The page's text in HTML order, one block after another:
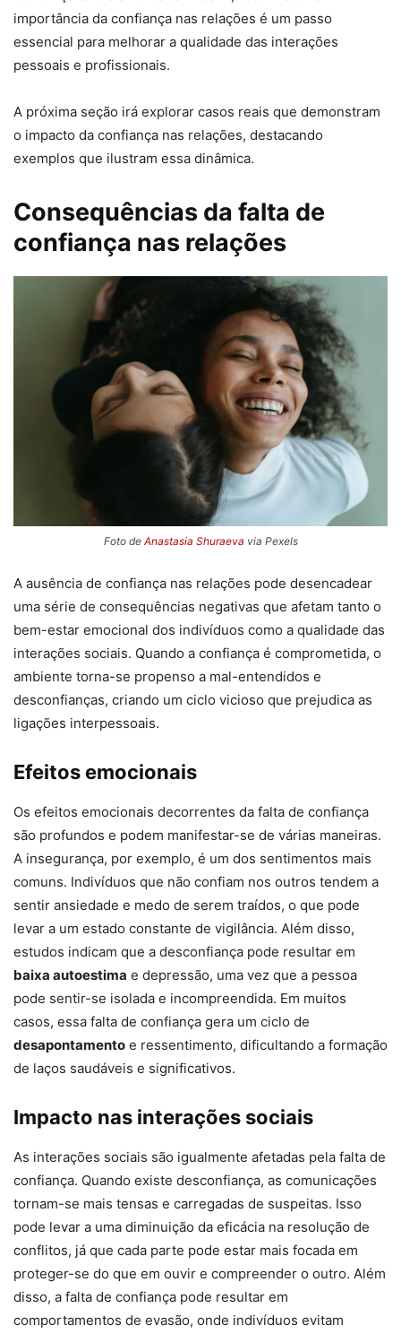
importância da confiança nas relações é um passo
essencial para melhorar a qualidade das interações
pessoais e profissionais.
A próxima seção irá explorar casos reais que demonstram
o impacto da confiança nas relações, destacando
exemplos que ilustram essa dinâmica.
Consequências da falta de
confiança nas relações
Foto de Anastasia Shuraeva via Pexels
A ausência de confiança nas relações pode desencadear
uma série de consequências negativas que afetam tanto o
bem-estar emocional dos indivíduos como a qualidade das
interações sociais. Quando a confiança é comprometida, o
ambiente torna-se propenso a mal-entendidos e
desconfianças, criando um ciclo vicioso que prejudica as
ligações interpessoais.
Efeitos emocionais
Os efeitos emocionais decorrentes da falta de confiança
são profundos e podem manifestar-se de várias maneiras.
A insegurança, por exemplo, é um dos sentimentos mais
comuns. Indivíduos que não confiam nos outros tendem a
sentir ansiedade e medo de serem traídos, o que pode
levar a um estado constante de vigilância. Além disso,
estudos indicam que a desconfiança pode resultar em
baixa autoestima e depressão, uma vez que a pessoa
pode sentir-se isolada e incompreendida. Em muitos
casos, essa falta de confiança gera um ciclo de
desapontamento e ressentimento, dificultando a formação
de laços saudáveis e significativos.
Impacto nas interações sociais
As interações sociais são igualmente afetadas pela falta de
confiança. Quando existe desconfiança, as comunicações
tornam-se mais tensas e carregadas de suspeitas. Isso
pode levar a uma diminuição da eficácia na resolução de
conflitos, já que cada parte pode estar mais focada em
proteger-se do que em ouvir e compreender o outro. Além
disso, a falta de confiança pode resultar em
comportamentos de evasão, onde indivíduos evitam